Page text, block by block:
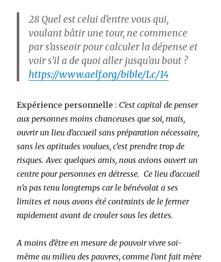
28 Quel est celui d’entre vous qui,
voulant bâtir une tour, ne commence
par s’asseoir pour calculer la dépense et
voir s’il a de quoi aller jusqu’au bout ?
https://www.aelf.org/bible/Lc/14
Expérience personnelle : C’est capital de penser
aux personnes moins chanceuses que soi, mais,
ouvrir un lieu d’accueil sans préparation nécessaire,
sans les aptitudes voulues, c’est prendre trop de
risques. Avec quelques amis, nous avions ouvert un
centre pour personnes en détresse. Ce lieu d’accueil
n’a pas tenu longtemps car le bénévolat a ses
limites et nous avons été contraints de le fermer
rapidement avant de crouler sous les dettes.
A moins d’être en mesure de pouvoir vivre soi-
même au milieu des pauvres, comme l’ont fait mère